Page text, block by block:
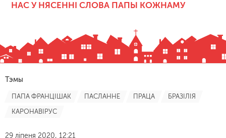
НАС У НЯСЕННІ СЛОВА ПАПЫ КОЖНАМУ
Тэмы
ПАПА ФРАНЦІШАК ПАСЛАННЕ ПРАЦА БРАЗІЛІЯ
КАРОНАВІРУС
29 ліпеня 2020, 12:21